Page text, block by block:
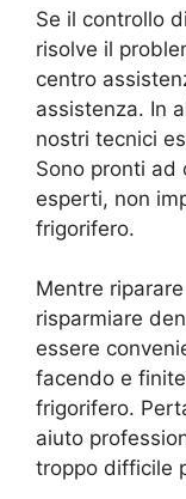
Se il controllo
risolve il
centro
assistenza. In
nostri tecnici
Sono pronti ad
esperti, non
frigorifero.
Mentre
risparmiare
essere
facendo e
frigorifero.
aiuto
troppo difficile